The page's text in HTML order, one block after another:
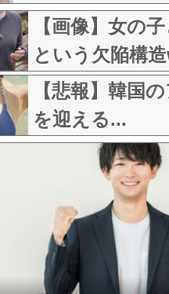
【画像】女の
という欠陥構
【悲報】韓国
を迎える...